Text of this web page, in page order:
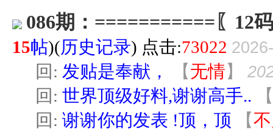
086期：===========〖12
15帖)(历史记录) 点击:73022
回: 发贴是奉献， 【无情】
回: 世界顶级好料,谢谢高手..
【
回: 谢谢你的发表 !顶，顶 【